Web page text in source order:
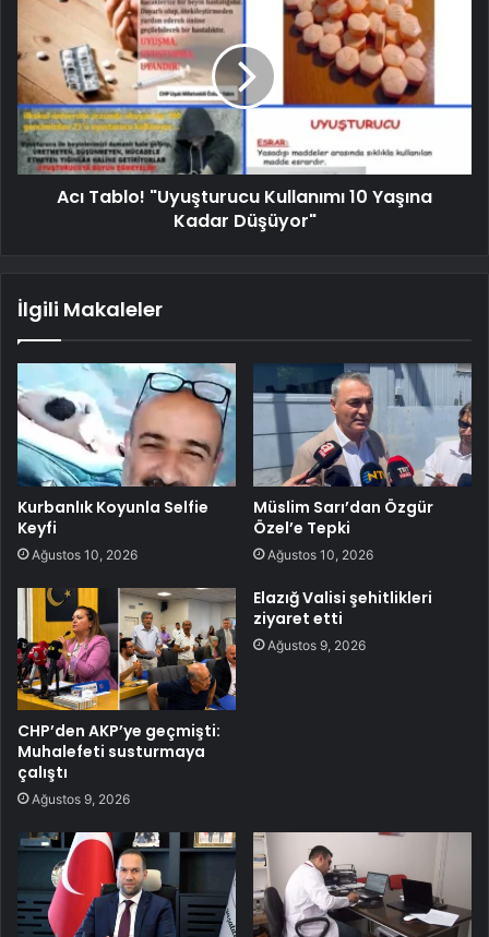
Acı Tablo! "Uyuşturucu Kullanımı 10 Yaşına
Kadar Düşüyor"
İlgili Makaleler
Kurbanlık Koyunla Selfie
Keyfi
Ağustos 10, 2026
Müslim Sarı’dan Özgür
Özel’e Tepki
Ağustos 10, 2026
CHP’den AKP’ye geçmişti:
Muhalefeti susturmaya
çalıştı
Ağustos 9, 2026
Elazığ Valisi şehitlikleri
ziyaret etti
Ağustos 9, 2026